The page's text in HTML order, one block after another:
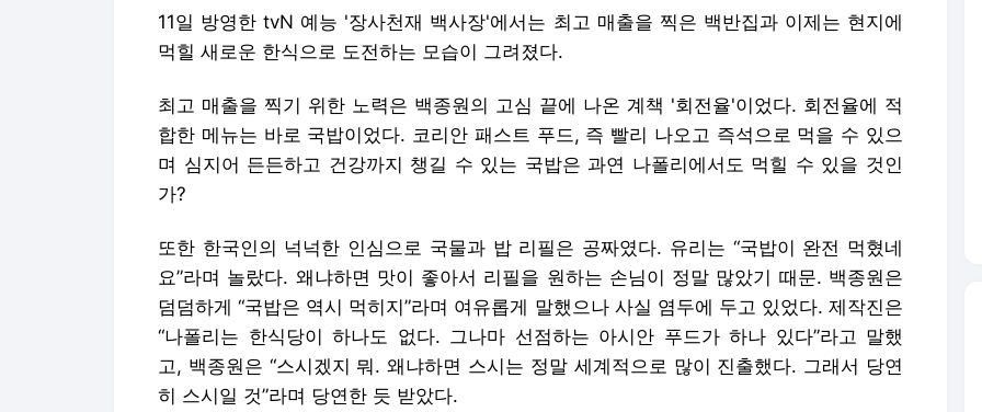
11일 방영한 tvN 예능 '장사천재 백사장'에서는 최고 매출을 찍은 백반집과 이제는 현지에
먹힐 새로운 한식으로 도전하는 모습이 그려졌다.
최고 매출을 찍기 위한 노력은 백종원의 고심 끝에 나온 계책 '회전율'이었다. 회전율에 적
합한 메뉴는 바로 국밥이었다. 코리안 패스트 푸드, 즉 빨리 나오고 즉석으로 먹을 수 있으
며 심지어 든든하고 건강까지 챙길 수 있는 국밥은 과연 나폴리에서도 먹힐 수 있을 것인
가?
또한 한국인의 넉넉한 인심으로 국물과 밥 리필은 공짜였다. 유리는 “국밥이 완전 먹혔네
요”라며 놀랐다. 왜냐하면 맛이 좋아서 리필을 원하는 손님이 정말 많았기 때문. 백종원은
덤덤하게 “국밥은 역시 먹히지”라며 여유롭게 말했으나 사실 염두에 두고 있었다. 제작진은
“나폴리는 한식당이 하나도 없다. 그나마 선점하는 아시안 푸드가 하나 있다”라고 말했
고, 백종원은 “스시겠지 뭐. 왜냐하면 스시는 정말 세계적으로 많이 진출했다. 그래서 당연
히 스시일 것”라며 당연한 듯 받았다.